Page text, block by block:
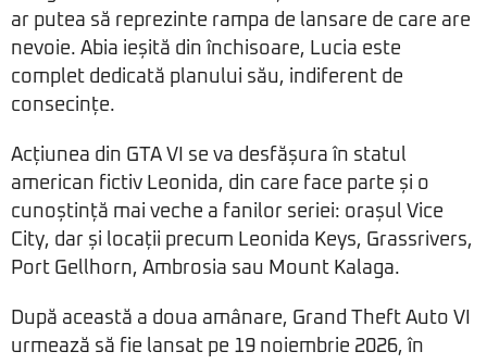
ar putea să reprezinte rampa de lansare de care are
nevoie. Abia ieșită din închisoare, Lucia este
complet dedicată planului său, indiferent de
consecințe.
Acțiunea din GTA VI se va desfășura în statul
american fictiv Leonida, din care face parte și o
cunoștință mai veche a fanilor seriei: orașul Vice
City, dar și locații precum Leonida Keys, Grassrivers,
Port Gellhorn, Ambrosia sau Mount Kalaga.
După această a doua amânare, Grand Theft Auto VI
urmează să fie lansat pe 19 noiembrie 2026, în